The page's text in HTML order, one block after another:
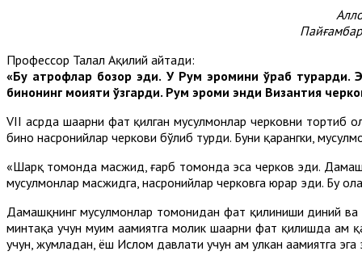
Профессор Талал Ақилий айтади:
«Бу атрофлар бозор эди. У Рум эҳромини ўраб турарди.
бинонинг моҳияти ўзгарди. Рум эҳроми энди Византия
VII асрда шаҳарни фатҳ қилган мусулмонлар черковни
бино насронийлар черкови бўлиб турди. Буни қарангки,
«Шарқ томонда масжид, ғарб томонда эса черков эди. Дамашқ
мусулмонлар масжидга, насронийлар черковга юрар эди. Бу
Дамашқнинг мусулмонлар томонидан фатҳ қилиниши диний ва
минтақа учун муҳим аҳамиятга молик шаҳарни фатҳ қилишда
учун, жумладан, ёш Ислом давлати учун ҳам улкан аҳамиятга эга